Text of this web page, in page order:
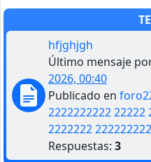
hfjghjgh
Último mensaje
2026, 00:40
Publicado en
2222222222 22222
2222222
Respuestas: 3